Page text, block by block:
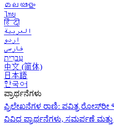
മലയാളം
ไทย
हिंदी
العربية
اردو
فارسی
עִברִית
中文 (简体)
日本語
한국어
ಪ್ರಾರ್ಥನೆಗಳು
ಪ್ರಿಲೇಖನೆಗಳ ರಾಣಿ: ಪವಿತ್ರ ರೋಸ್‌ರೀ
ವಿವಿಧ ಪ್ರಾರ್ಥನೆಗಳು, ಸಮರ್ಪಣೆ ಮತ್ತು